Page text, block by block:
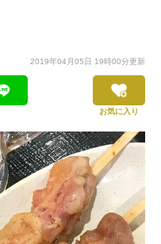
2019年04月05日 19時00分更新
お気に入り